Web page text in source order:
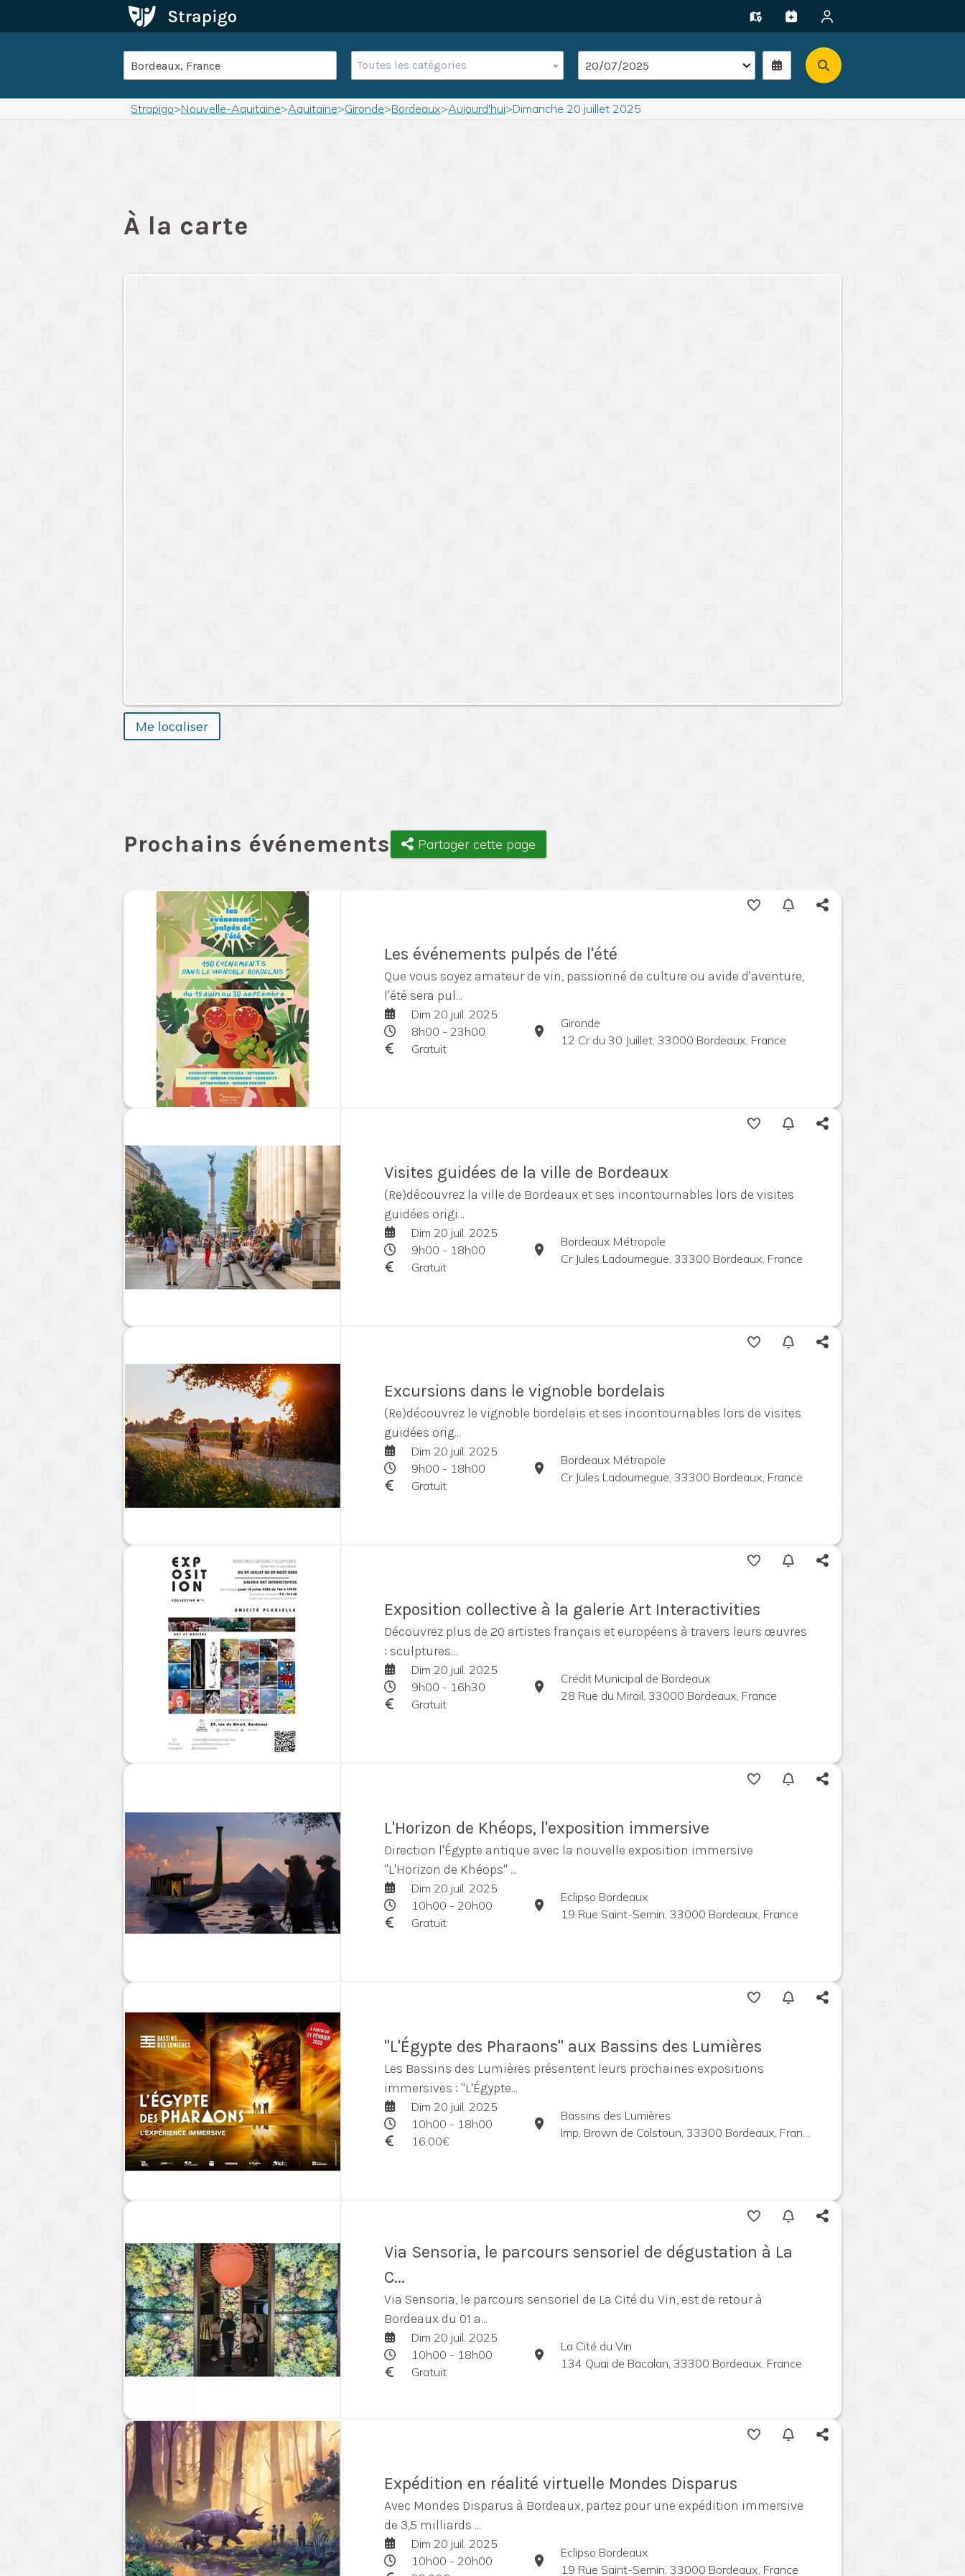
Toutes les catégories
Strapigo>Nouvelle-Aquitaine>Aquitaine>Gironde>Bordeaux>Aujourd'hui>Dimanche 20 juillet 2025
À la carte
Me localiser
Prochains événements Partager cette page
Les événements pulpés de l'été
Que vous soyez amateur de vin, passionné de culture ou avide d'aventure,
l'été sera pul...
Dim 20 juil. 2025
8h00 - 23h00
Gratuit
Gironde
12 Cr du 30 Juillet, 33000 Bordeaux, France
Visites guidées de la ville de Bordeaux
(Re)découvrez la ville de Bordeaux et ses incontournables lors de visites
guidées origi...
Dim 20 juil. 2025
9h00 - 18h00
Gratuit
Bordeaux Métropole
Cr Jules Ladoumegue, 33300 Bordeaux, France
Excursions dans le vignoble bordelais
(Re)découvrez le vignoble bordelais et ses incontournables lors de visites
guidées orig...
Dim 20 juil. 2025
9h00 - 18h00
Gratuit
Bordeaux Métropole
Cr Jules Ladoumegue, 33300 Bordeaux, France
Exposition collective à la galerie Art Interactivities
Découvrez plus de 20 artistes français et européens à travers leurs œuvres
: sculptures...
Dim 20 juil. 2025
9h00 - 16h30
Gratuit
Crédit Municipal de Bordeaux
28 Rue du Mirail, 33000 Bordeaux, France
L'Horizon de Khéops, l'exposition immersive
Direction l'Égypte antique avec la nouvelle exposition immersive
"L'Horizon de Khéops" ...
Dim 20 juil. 2025
10h00 - 20h00
Gratuit
Eclipso Bordeaux
19 Rue Saint-Sernin, 33000 Bordeaux, France
"L'Égypte des Pharaons" aux Bassins des Lumières
Les Bassins des Lumières présentent leurs prochaines expositions
immersives : "L'Égypte...
Dim 20 juil. 2025
10h00 - 18h00
16,00€
Bassins des Lumières
Imp. Brown de Colstoun, 33300 Bordeaux, France
Via Sensoria, le parcours sensoriel de dégustation à La
C...
Via Sensoria, le parcours sensoriel de La Cité du Vin, est de retour à
Bordeaux du 01 a...
Dim 20 juil. 2025
10h00 - 18h00
Gratuit
La Cité du Vin
134 Quai de Bacalan, 33300 Bordeaux, France
Expédition en réalité virtuelle Mondes Disparus
Avec Mondes Disparus à Bordeaux, partez pour une expédition immersive
de 3,5 milliards ...
Dim 20 juil. 2025
10h00 - 20h00
Eclipso Bordeaux
19 Rue Saint-Sernin, 33000 Bordeaux, France